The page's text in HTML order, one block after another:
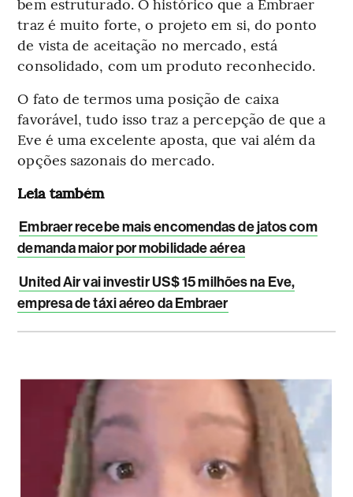
traz é muito forte, o projeto em si, do ponto
de vista de aceitação no mercado, está
consolidado, com um produto reconhecido.
O fato de termos uma posição de caixa
favorável, tudo isso traz a percepção de que a
Eve é uma excelente aposta, que vai além da
opções sazonais do mercado.
Leia também
Embraer recebe mais encomendas de jatos com
demanda maior por mobilidade aérea
United Air vai investir US$ 15 milhões na Eve,
empresa de táxi aéreo da Embraer